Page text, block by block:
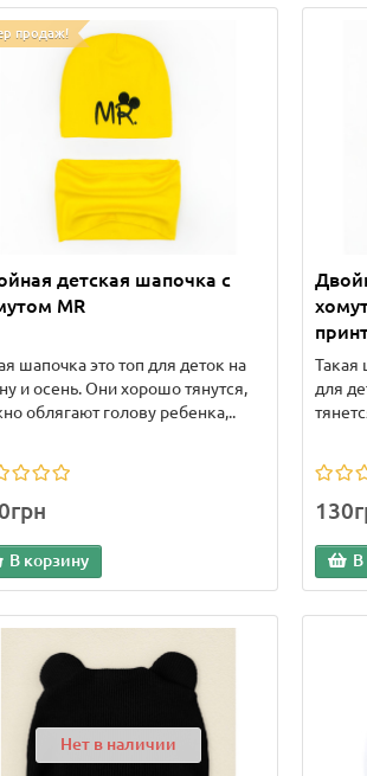
продаж!
детская шапочка с
MR
шапочка это топ для деток на
и осень. Они хорошо тянутся,
облягают голову ребенка,..
В корзину
Такая
для
В
Нет в наличии